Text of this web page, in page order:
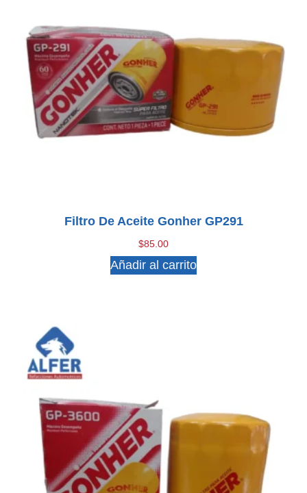
Filtro De Aceite Gonher GP291
$85.00
Añadir al carrito